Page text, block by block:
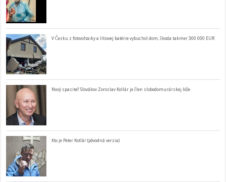
V Česku z fotovoltaiky a lítiovej batérie vybuchol dom, škoda takmer 300 000 EUR
Nový spasiteľ Slovákov Zoroslav Kollár je člen slobodomurárskej lóže
Kto je Peter Kotlár (pôvodná verzia)